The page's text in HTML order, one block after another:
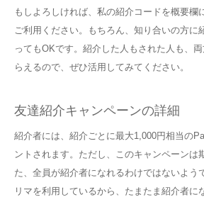
もしよろしければ、私の紹介コードを概要欄
ご利用ください。もちろん、知り合いの方に
ってもOKです。紹介した人もされた人も、
らえるので、ぜひ活用してみてください。
友達紹介キャンペーンの詳細
紹介者には、紹介ごとに最大1,000円相当の
ントされます。ただし、このキャンペーンは
た、全員が紹介者になれるわけではないよう
リマを利用しているから、たまたま紹介者に